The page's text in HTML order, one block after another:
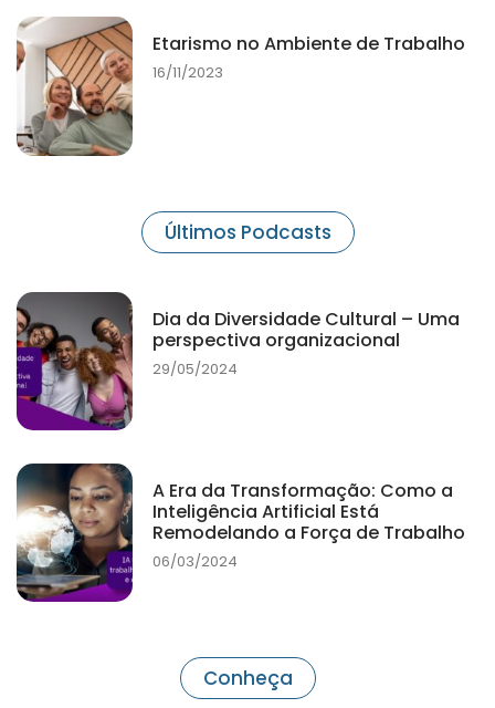
Etarismo no Ambiente de Trabalho
16/11/2023
Últimos Podcasts
Dia da Diversidade Cultural – Uma
perspectiva organizacional
29/05/2024
A Era da Transformação: Como a
Inteligência Artificial Está
Remodelando a Força de Trabalho
06/03/2024
Conheça